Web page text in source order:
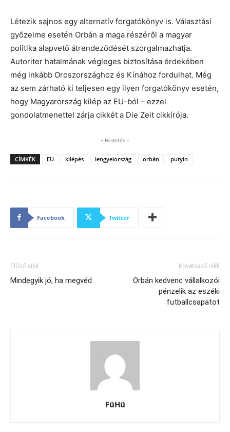
Létezik sajnos egy alternatív forgatókönyv is. Választási
győzelme esetén Orbán a maga részéről a magyar
politika alapvető átrendeződését szorgalmazhatja.
Autoriter hatalmának végleges biztosítása érdekében
még inkább Oroszországhoz és Kínához fordulhat. Még
az sem zárható ki teljesen egy ilyen forgatókönyv esetén,
hogy Magyarország kilép az EU-ból – ezzel
gondolatmenettel zárja cikkét a Die Zeit cikkírója.
- Hirdetés -
CÍMKÉK EU kilépés lengyelország orbán putyin
Facebook Twitter
Előző cikk
Mindegyik jó, ha megvéd
Következő cikk
Orbán kedvenc vállalkozói
pénzelik az eszéki
futballcsapatot
FüHü